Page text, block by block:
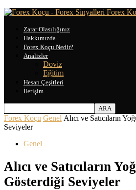
Forex
Zarar Olasılığınız
Hakkımızda
Forex Koçu Nedir?
Analizler
Doviz
Eğitim
Hesap Çeşitleri
İletişim
Forex Koçu Genel Alıcı ve Satıcıların
Seviyeler
Genel
Alıcı ve Satıcıların
Gösterdiği Seviyeler